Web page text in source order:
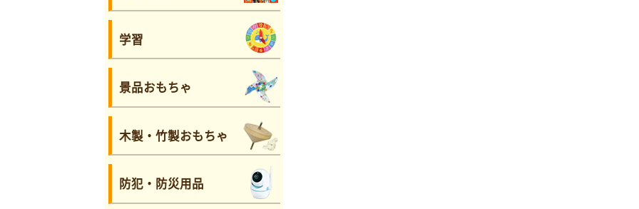
学習
景品おもちゃ
木製・竹製おもちゃ
防犯・防災用品